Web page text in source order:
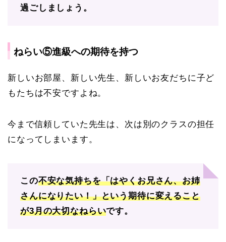
過ごしましょう。
ねらい⑤進級への期待を持つ
新しいお部屋、新しい先生、新しいお友だちに子ど
もたちは不安ですよね。
今まで信頼していた先生は、次は別のクラスの担任
になってしまいます。
この不安な気持ちを「はやくお兄さん、お姉
さんになりたい！」という期待に変えること
が3月の大切なねらいです。